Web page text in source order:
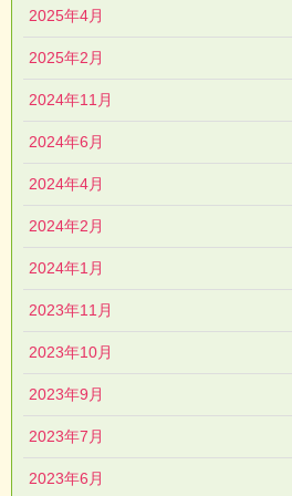
2025年4月
2025年2月
2024年11月
2024年6月
2024年4月
2024年2月
2024年1月
2023年11月
2023年10月
2023年9月
2023年7月
2023年6月